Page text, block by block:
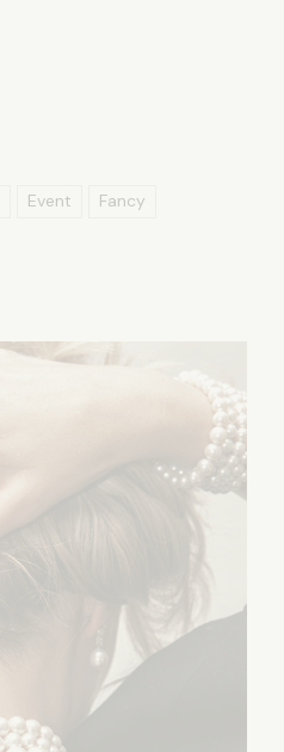
Event
Fancy